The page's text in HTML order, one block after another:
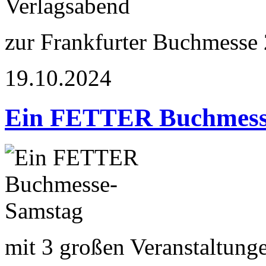
zur Frankfurter Buchmesse
19.10.2024
Ein FETTER
mit 3 großen